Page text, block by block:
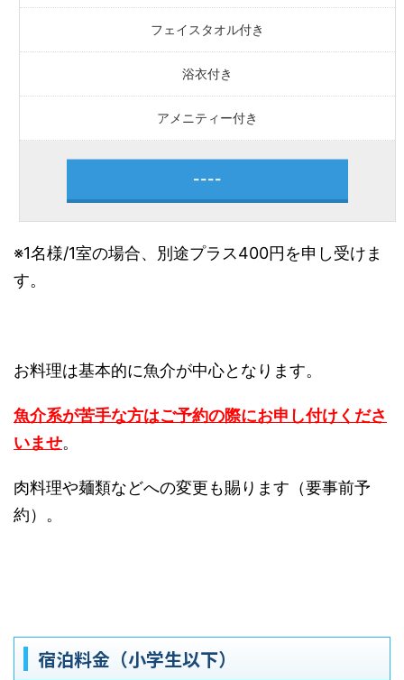
フェイスタオル付き
浴衣付き
アメニティー付き
----
※1名様/1室の場合、別途プラス400円を申し受けま
す。
お料理は基本的に魚介が中心となります。
魚介系が苦手な方はご予約の際にお申し付けくださ
いませ。
肉料理や麺類などへの変更も賜ります（要事前予
約）。
宿泊料金（小学生以下）